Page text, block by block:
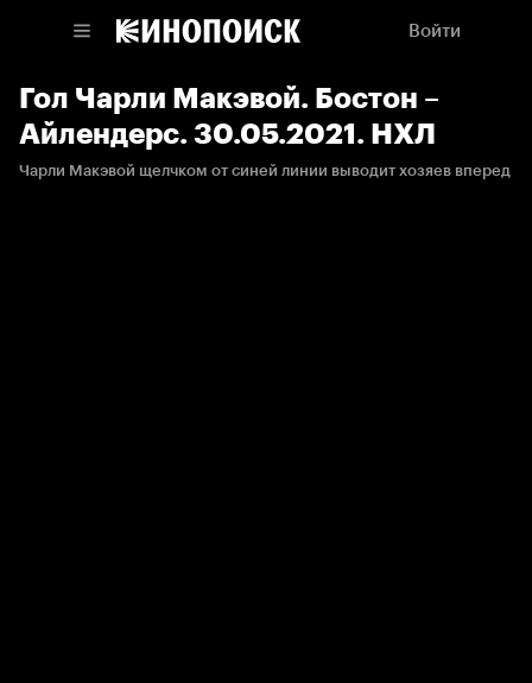
Войти
Гол Чарли Макэвой. Бостон –
Айлендерс. 30.05.2021. НХЛ
Чарли Макэвой щелчком от синей линии выводит хозяев вперед